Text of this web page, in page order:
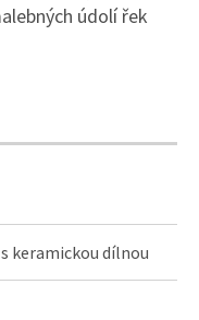
údolí řek
keramickou dílnou